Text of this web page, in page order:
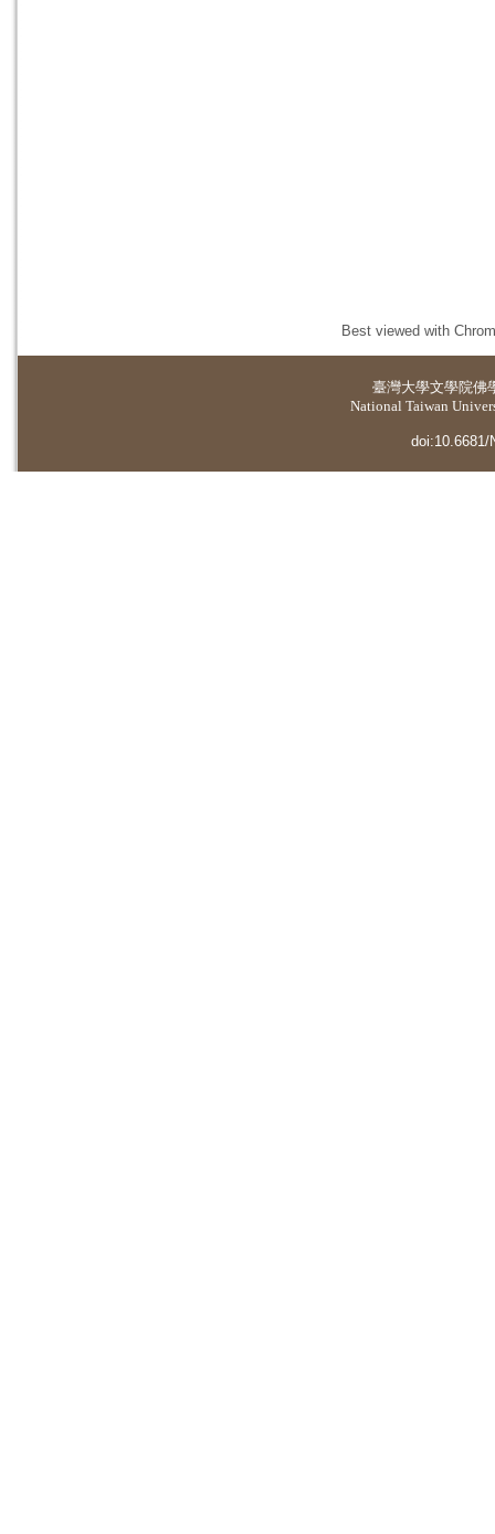
Best viewed with
臺灣大學文學院佛
National Taiwan
doi:10.6681/